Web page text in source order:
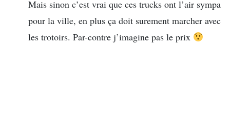
Mais sinon c’est vrai que ces trucks ont l’air sympa
pour la ville, en plus ça doit surement marcher avec
les trotoirs. Par-contre j’imagine pas le prix